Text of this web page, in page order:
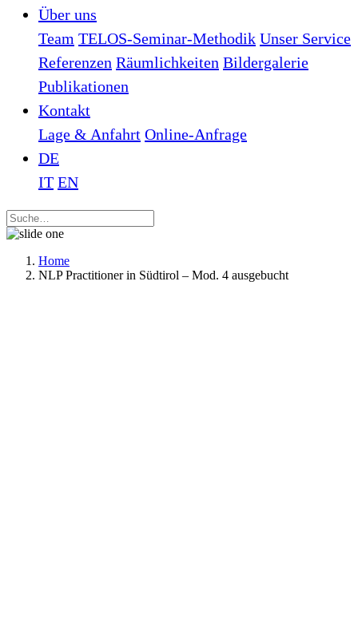
Über uns
Team TELOS-Seminar-Methodik Unser Service
Referenzen Räumlichkeiten Bildergalerie
Publikationen
Kontakt
Lage & Anfahrt Online-Anfrage
DE
IT EN
Home
NLP Practitioner in Südtirol – Mod. 4 ausgebucht